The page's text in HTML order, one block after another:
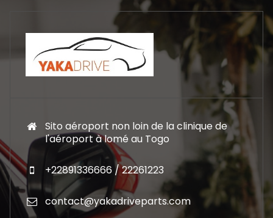
Sito aéroport non loin de la clinique de
l'aéroport à lomé au Togo
+22891336666 / 22261223
contact@yakadriveparts.com